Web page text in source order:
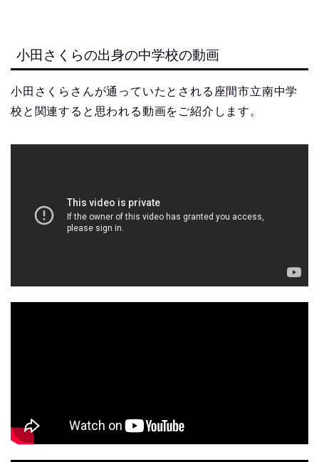
小田さくらの出身の中学校の動画
小田さくらさんが通っていたとされる座間市立南中学
校と関連すると思われる動画をご紹介します。